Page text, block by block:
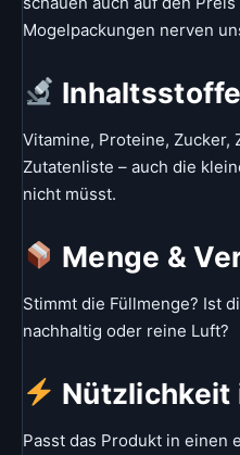
Mogelpackungen nerven
Vitamine, Proteine, Zucker,
Zutatenliste – auch die
nicht müsst.
Menge &
Stimmt die Füllmenge? Ist
nachhaltig oder reine Luft?
Nützlichkeit
Passt das Produkt in einen